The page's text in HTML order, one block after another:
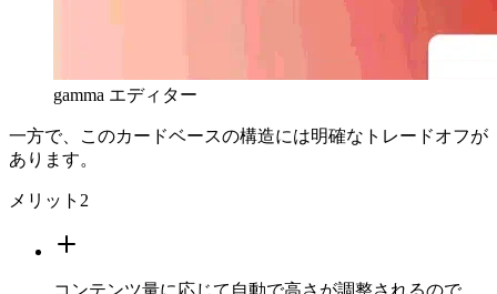
gamma エディター
一方で、このカードベースの構造には明確なトレードオフが
あります。
メリット 2